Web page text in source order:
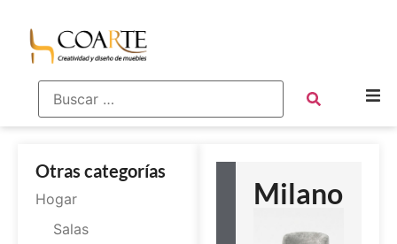
Otras categorías
Hogar
Salas
Milano